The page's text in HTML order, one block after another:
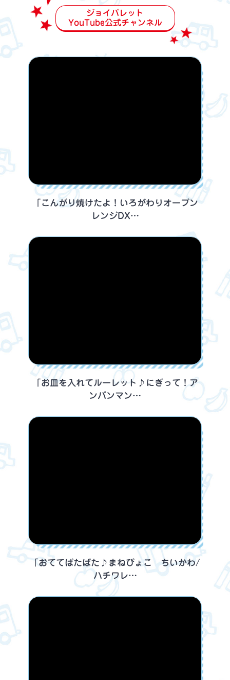
ジョイパレット
YouTube公式チャンネル
「こんがり焼けたよ！いろがわりオーブン
レンジDX…
「お皿を入れてルーレット♪にぎって！ア
ンパンマン…
「おててぱたぱた♪まねぴょこ ちいかわ/
ハチワレ…